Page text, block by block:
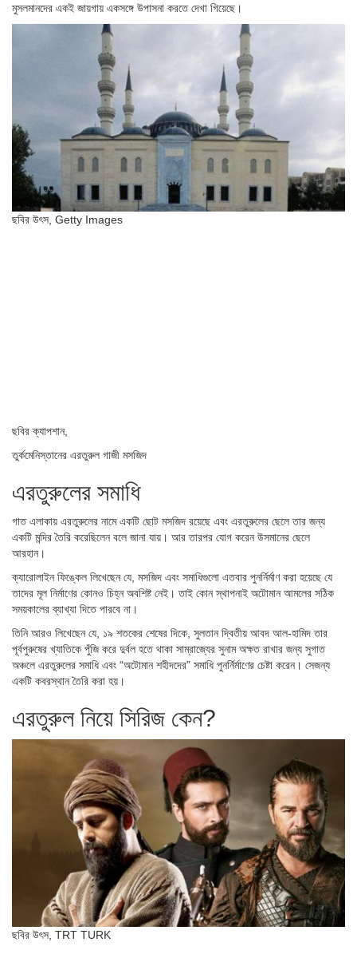
মুসলমানদের একই জায়গায় একসঙ্গে উপাসনা করতে দেখা গিয়েছে।
ছবির উৎস, Getty Images
ছবির ক্যাপশান,
তুর্কমেনিস্তানের এরতুরুল গাজী মসজিদ
এরতুরুলের সমাধি
গাত এলাকায় এরতুরুলের নামে একটি ছোট মসজিদ রয়েছে এবং এরতুরুলের ছেলে তার জন্য
একটি মন্দির তৈরি করেছিলেন বলে জানা যায়। আর তারপর যোগ করেন উসমানের ছেলে
আরহান।
ক্যারোলাইন ফিঙ্কেল লিখেছেন যে, মসজিদ এবং সমাধিগুলো এতবার পুনর্নির্মাণ করা হয়েছে যে
তাদের মূল নির্মাণের কোনও চিহ্ন অবশিষ্ট নেই। তাই কোন স্থাপনাই অটোমান আমলের সঠিক
সময়কালের ব্যাখ্যা দিতে পারবে না।
তিনি আরও লিখেছেন যে, ১৯ শতকের শেষের দিকে, সুলতান দ্বিতীয় আবদ আল-হামিদ তার
পূর্বপুরুষের খ্যাতিকে পুঁজি করে দুর্বল হতে থাকা সাম্রাজ্যের সুনাম অক্ষত রাখার জন্য সুগাত
অঞ্চলে এরতুরুলের সমাধি এবং “অটোমান শহীদদের” সমাধি পুনর্নির্মাণের চেষ্টা করেন। সেজন্য
একটি কবরস্থান তৈরি করা হয়।
এরতুরুল নিয়ে সিরিজ কেন?
ছবির উৎস, TRT TURK